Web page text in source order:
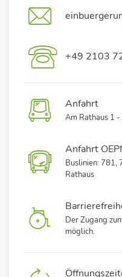
+49 2103
Anfahrt
Am Rathaus 1
Anfahrt
Buslinien: 781,
Rathaus
Der Zugang
möglich.